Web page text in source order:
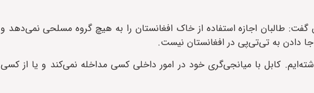
گفت: طالبان اجازه استفاده از خاک افغانستان را به هیچ گروه مسلحی نمی‌دهد و
دادن به تی‌تی‌پی در افغانستان نیست.
کابل با میانجی‌گری خود در امور داخلی کسی مداخله نمی‌کند و یا از کسی